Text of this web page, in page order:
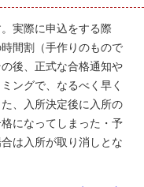
実際に申込をする際
間割（手作りのもので
後、正式な合格通知や
ングで、なるべく早く
、入所決定後に入所の
になってしまった・予
は入所が取り消しとな